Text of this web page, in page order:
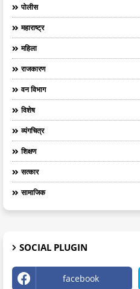
पोलीस
महाराष्ट्र
महिला
राजकारण
वन विभाग
विशेष
व्यंगचित्र
शिक्षण
सत्कार
सामाजिक
SOCIAL PLUGIN
facebook